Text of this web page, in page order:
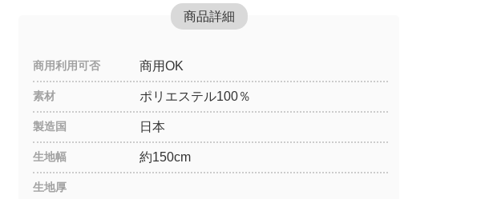
商品詳細
商用利用可否 商用OK
素材 ポリエステル100％
製造国 日本
生地幅 約150cm
生地厚